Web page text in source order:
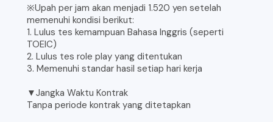
※Upah per jam akan menjadi 1.520 yen setelah
memenuhi kondisi berikut:
1. Lulus tes kemampuan Bahasa Inggris (seperti
TOEIC)
2. Lulus tes role play yang ditentukan
3. Memenuhi standar hasil setiap hari kerja
▼Jangka Waktu Kontrak
Tanpa periode kontrak yang ditetapkan